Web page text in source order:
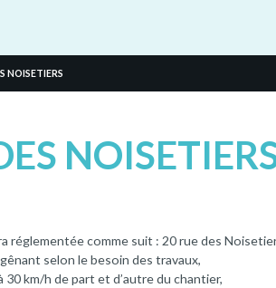
NOISETIERS
réglementée comme suit : 20 rue des
selon le besoin des travaux,
30 km/h de part et d’autre du chantier,